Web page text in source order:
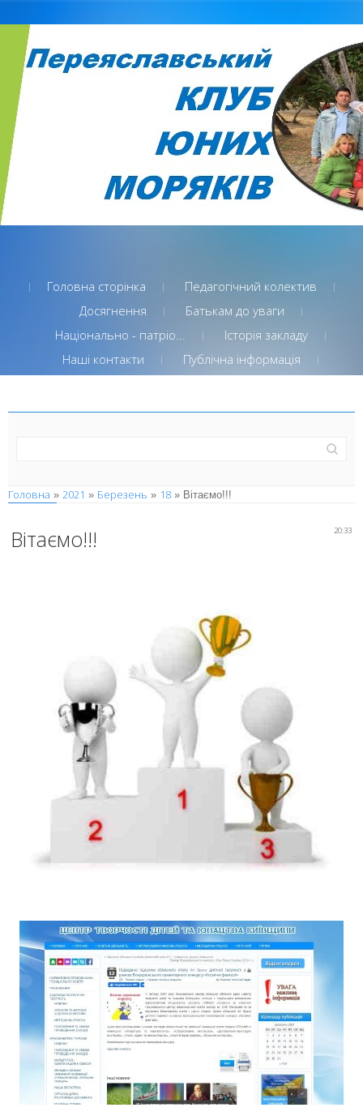
Головна сторінка
Педагогічний колектив
Досягнення
Батькам до уваги
Національно - патріо...
Історія закладу
Наші контакти
Публічна інформація
Головна » 2021 » Березень » 18 » Вітаємо!!!
20:33
Вітаємо!!!